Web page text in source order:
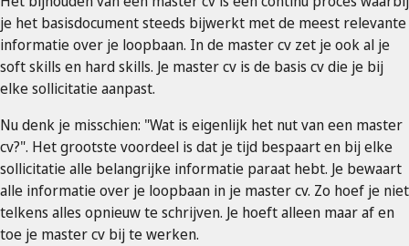
je het basisdocument steeds bijwerkt met de meest relevante
informatie over je loopbaan. In de master cv zet je ook al je
soft skills en hard skills. Je master cv is de basis cv die je bij
elke sollicitatie aanpast.
Nu denk je misschien: "Wat is eigenlijk het nut van een master
cv?". Het grootste voordeel is dat je tijd bespaart en bij elke
sollicitatie alle belangrijke informatie paraat hebt. Je bewaart
alle informatie over je loopbaan in je master cv. Zo hoef je niet
telkens alles opnieuw te schrijven. Je hoeft alleen maar af en
toe je master cv bij te werken.